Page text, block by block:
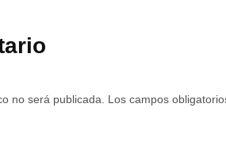
no será publicada. Los campos